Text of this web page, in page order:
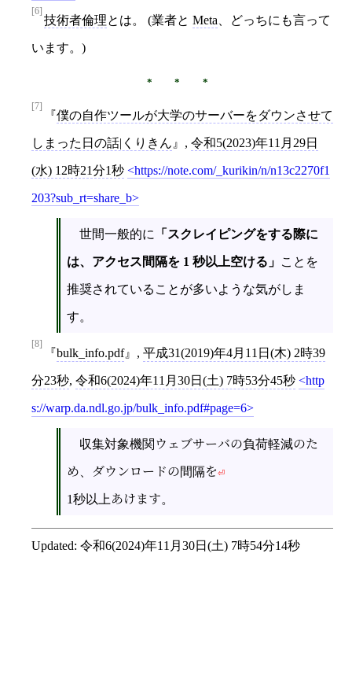
[6]
技術者倫理とは。 (業者と Meta 、どっちにも言って
います。)
[7]
僕の自作ツールが大学のサーバーをダウンさせて
しまった日の話|くりきん , 令和5(2023)年11月29日
(水) 12時21分1秒 https://note.com/_kurikin/n/n13c2270f1
203?sub_rt=share_b
世間一般的に 「スクレイピングをする際に
は、アクセス間隔を 1 秒以上空ける」 ことを
推奨されていることが多いような気がしま
す。
[8]
bulk_info.pdf , 平成31(2019)年4月11日(木) 2時39
分23秒, 令和6(2024)年11月30日(土) 7時53分45秒 http
s://warp.da.ndl.go.jp/bulk_info.pdf#page=6
収集対象機関ウェブサーバの負荷軽減のた
め、ダウンロードの間隔を
1秒以上あけます。
Updated: 令和6(2024)年11月30日(土) 7時54分14秒